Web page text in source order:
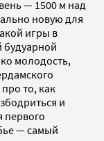
— 1500 м над
новую для
игры в
будуарной
молодость,
то, как
и
первого
— самый